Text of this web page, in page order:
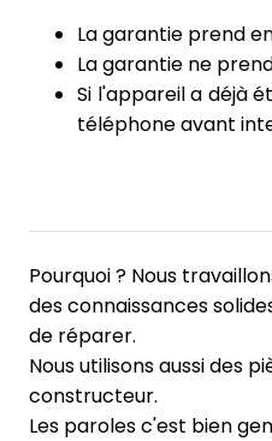
La garantie prend
La garantie ne
Si l'appareil a déjà
téléphone avant
Pourquoi ? Nous
des connaissances
de réparer.
Nous utilisons aussi des
constructeur.
Les paroles c'est bien